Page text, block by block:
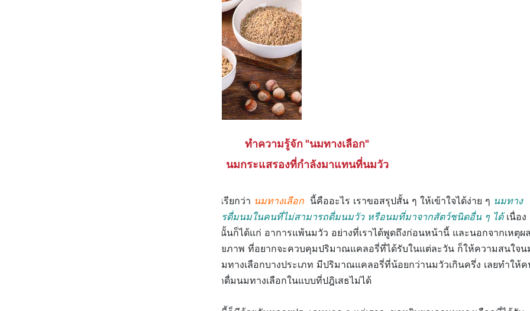
ทำความรู้จัก "นมทางเลือก"
นมกระแสรองที่กำลังมาแทนที่นมวัว
เผื่อว่าใครอาจจะยังไม่เข้าใจว่าสิ่งที่เรียกว่า นมทางเลือก นี้คืออะไร เราขอสรุปสั้น ๆ ให้เข้าใจได้ง่าย ๆ นมทาง
เลือก เป็นนมที่เกิดมาเพื่อทดแทนการดื่มนมในคนที่ไม่สามารถดื่มนมวัว หรือนมที่มาจากสัตว์ชนิดอื่น ๆ ได้เนื่อง
ด้วยเหตุผลหลาย ๆ อย่าง ซึ่งหนึ่งในนั้นก็ได้แก่ อาการแพ้นมวัว อย่างที่เราได้พูดถึงก่อนหน้านี้ และนอกจากเหตุผล
อย่างการแพ้นมวัวแล้ว ในคนที่รักสุขภาพ ที่อยากจะควบคุมปริมาณแคลอรี่ที่ได้รับในแต่ละวัน ก็ให้ความสนใจน
ทางเลือกนี้ด้วยเช่นเดียวกัน เพราะนมทางเลือกบางประเภท มีปริมาณแคลอรี่ที่น้อยกว่านมวัวเกินครึ่ง เลยทำให้
ที่รัก และใส่ใจในสุขภาพหันมาเลือกดื่มนมทางเลือกในแบบที่ปฎิเสธไม่ได้